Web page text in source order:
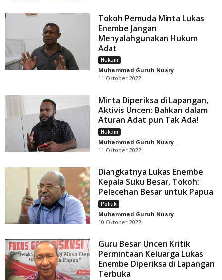
Tokoh Pemuda Minta Lukas
Enembe Jangan
Menyalahgunakan Hukum
Adat
Hukum
Muhammad Guruh Nuary -
11 Oktober 2022
Minta Diperiksa di Lapangan,
Aktivis Uncen: Bahkan dalam
Aturan Adat pun Tak Ada!
Hukum
Muhammad Guruh Nuary -
11 Oktober 2022
Diangkatnya Lukas Enembe
Kepala Suku Besar, Tokoh:
Pelecehan Besar untuk Papua
Politik
Muhammad Guruh Nuary -
10 Oktober 2022
Guru Besar Uncen Kritik
Permintaan Keluarga Lukas
Enembe Diperiksa di Lapangan
Terbuka